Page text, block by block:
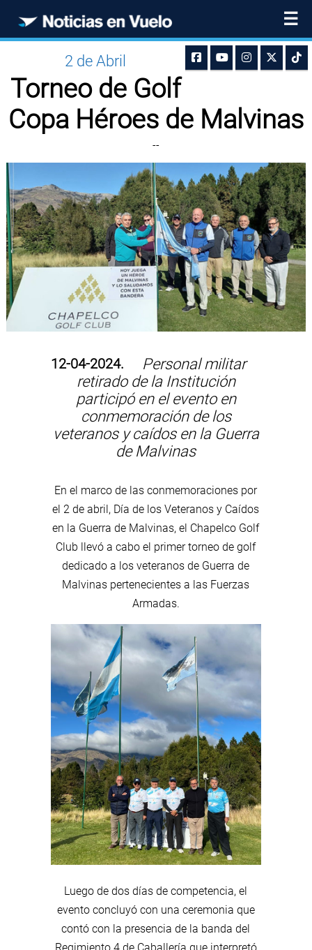
☰
2 de Abril
Torneo de Golf
Copa Héroes de Malvinas
--
12-04-2024.
Personal militar
retirado de la Institución
participó en el evento en
conmemoración de los
veteranos y caídos en la Guerra
de Malvinas
En el marco de las conmemoraciones por
el 2 de abril, Día de los Veteranos y Caídos
en la Guerra de Malvinas, el Chapelco Golf
Club llevó a cabo el primer torneo de golf
dedicado a los veteranos de Guerra de
Malvinas pertenecientes a las Fuerzas
Armadas.
Luego de dos días de competencia, el
evento concluyó con una ceremonia que
contó con la presencia de la banda del